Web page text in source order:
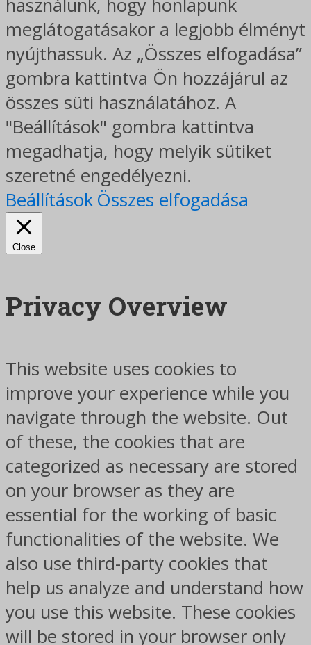
használunk, hogy honlapunk
meglátogatásakor a legjobb élményt
nyújthassuk. Az „Összes elfogadása”
gombra kattintva Ön hozzájárul az
összes süti használatához. A
"Beállítások" gombra kattintva
megadhatja, hogy melyik sütiket
szeretné engedélyezni.
Beállítások Összes elfogadása
Close
Privacy Overview
This website uses cookies to
improve your experience while you
navigate through the website. Out
of these, the cookies that are
categorized as necessary are stored
on your browser as they are
essential for the working of basic
functionalities of the website. We
also use third-party cookies that
help us analyze and understand how
you use this website. These cookies
will be stored in your browser only